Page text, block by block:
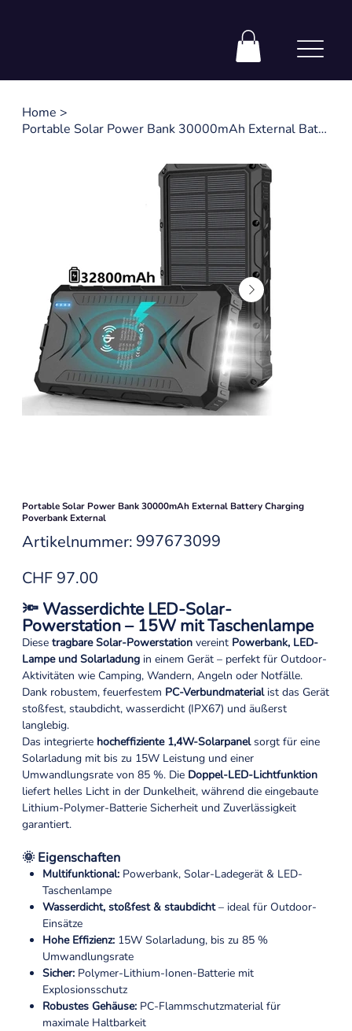
Home >
Portable Solar Power Bank 30000mAh External Battery Charging Poverbank External
Portable Solar Power Bank 30000mAh External Battery Charging
Poverbank External
Artikelnummer:
Artikelnummer:
997673099
997673099
Preis
CHF 97.00
🔦 Wasserdichte LED-Solar-
Powerstation – 15W mit Taschenlampe
Diesetragbare Solar-Powerstation vereint Powerbank, LED-
Lampe und Solarladung in einem Gerät – perfekt für Outdoor-
Aktivitäten wie Camping, Wandern, Angeln oder Notfälle.
Dank robustem, feuerfestem PC-Verbundmaterialist das Gerät
stoßfest, staubdicht, wasserdicht (IPX67) und äußerst
langlebig.
Das integrierte hocheffiziente 1,4W-Solarpanelsorgt für eine
Solarladung mit bis zu 15W Leistung und einer
Umwandlungsrate von 85 %. Die Doppel-LED-Lichtfunktion
liefert helles Licht in der Dunkelheit, während die eingebaute
Lithium-Polymer-Batterie Sicherheit und Zuverlässigkeit
garantiert.
🌞 Eigenschaften
Multifunktional:Powerbank, Solar-Ladegerät & LED-
Taschenlampe
Wasserdicht, stoßfest & staubdicht– ideal für Outdoor-
Einsätze
Hohe Effizienz:15W Solarladung, bis zu 85 %
Umwandlungsrate
Sicher:Polymer-Lithium-Ionen-Batterie mit
Explosionsschutz
Robustes Gehäuse:PC-Flammschutzmaterial für
maximale Haltbarkeit